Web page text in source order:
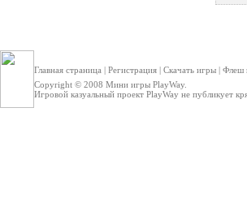
Главная страница | Регистрация | Скачать игры | Флеш
Copyright © 2008 Мини игры PlayWay.
Игровой казуальный проект PlayWay не публикует